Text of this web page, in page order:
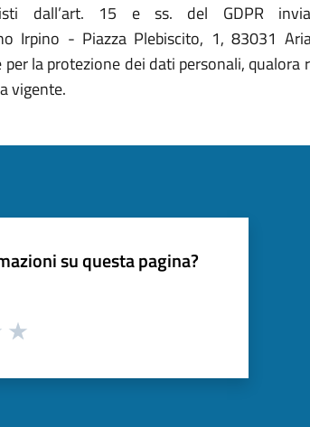
dall’art. 15 e ss. del GDPR
Irpino - Piazza Plebiscito, 1, 83031
la protezione dei dati personali,
vigente.
su questa pagina?